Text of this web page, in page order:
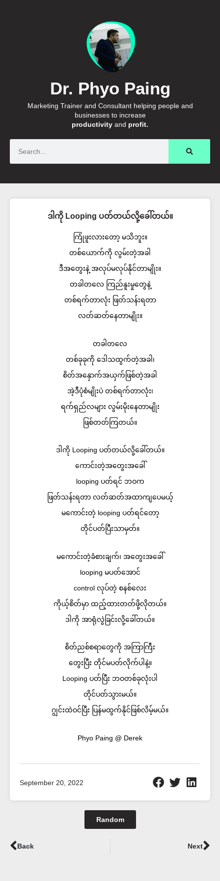
Dr. Phyo Paing
Marketing Trainer and Consultant helping people and
businesses to increase
productivity and profit.
ဒါကို Looping ပတ်တယ်လို့ခေါ်တယ်။
ကြုံဖူးလားတော့ မသိဘူး။
တစ်ယောက်ကို လွမ်းတဲ့အခါ
ဒီအတွေးနဲ့ အလုပ်မလုပ်နိုင်တာမျိုး။
တခါတလေ ကြည်နူးမှုတွေနဲ့
တစ်ရက်တာလုံး ဖြတ်သန်းရတာ
လတ်ဆတ်နေတာမျိုး။
တခါတလေ
တစ်ခုခုကို ဒေါသထွက်တဲ့အခါ၊
စိတ်အနှောက်အယှက်ဖြစ်တဲ့အခါ
အဲ့ဒီပုံစံမျိုးပဲ တစ်ရက်တာလုံး၊
ရက်ရှည်လများ လွမ်းမိုးနေတာမျိုး
ဖြစ်တတ်ကြတယ်။​
ဒါကို Looping ပတ်တယ်လို့ခေါ်တယ်။
ကောင်းတဲ့အတွေးအခေါ်
looping ပတ်ရင် ဘဝက
ဖြတ်သန်းရတာ လတ်ဆတ်အထာကျပေမယ့်
မကောင်းတဲ့ looping ပတ်ရင်တော့
တိုင်ပတ်ပြီးသာမှတ်။
မကောင်းတဲ့ခံစားချက်၊ အတွေးအခေါ်
looping မပတ်အောင်
control လုပ်တဲ့ စနစ်လေး
ကိုယ့်စိတ်မှာ ထည့်ထားတတ်ဖို့လိုတယ်။
ဒါကို အာရုံလွဲခြင်းလို့ခေါ်တယ်။
စိတ်ညစ်စရာတွေကို အကြာကြီး
တွေးပြီး တိုင်မပတ်လိုက်ပါနဲ့။
Looping ပတ်ပြီး ဘဝတစ်ခုလုံးပါ
တိုင်ပတ်သွားမယ်။​
ဂျွင်းထဲဝင်ပြီး ပြန်မထွက်နိုင်ဖြစ်လိမ့်မယ်။
Phyo Paing @ Derek
September 20, 2022
Random
Prev
Back Next